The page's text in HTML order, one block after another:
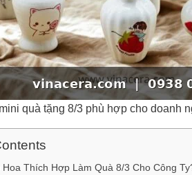
quà tặng 8/3 phù hợp cho doanh
Hoa Thích Hợp Làm Quà 8/3 Cho Công